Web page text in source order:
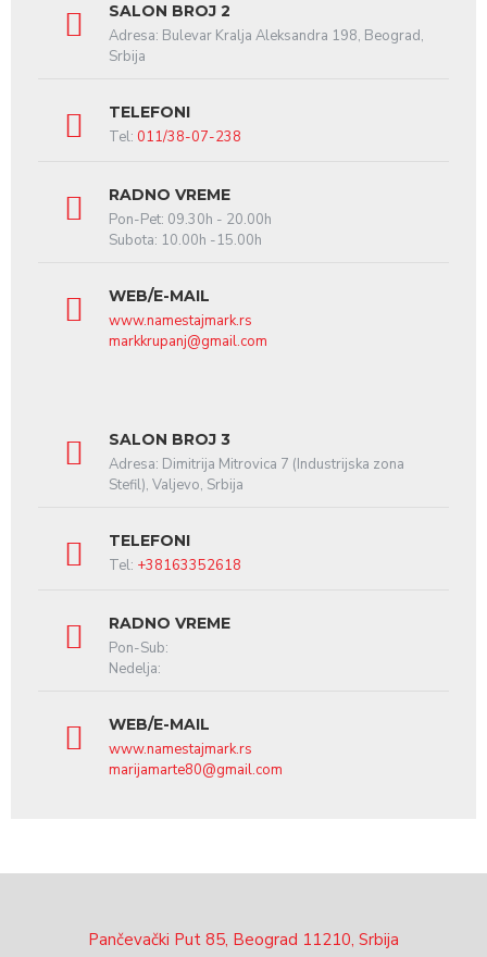
SALON BROJ 2
Adresa: Bulevar Kralja Aleksandra 198, Beograd,
Srbija
TELEFONI
Tel: 011/38-07-238
RADNO VREME
Pon-Pet: 09.30h - 20.00h
Subota: 10.00h -15.00h
WEB/E-MAIL
www.namestajmark.rs
markkrupanj@gmail.com
SALON BROJ 3
Adresa: Dimitrija Mitrovica 7 (Industrijska zona
Stefil), Valjevo, Srbija
TELEFONI
Tel: +38163352618
RADNO VREME
Pon-Sub:
Nedelja:
WEB/E-MAIL
www.namestajmark.rs
marijamarte80@gmail.com
Pančevački Put 85, Beograd 11210, Srbija